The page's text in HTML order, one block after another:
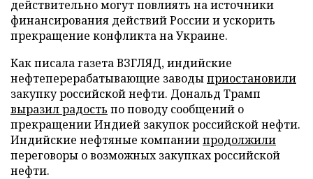
действительно могут повлиять на источники
финансирования действий России и ускорить
прекращение конфликта на Украине.
Как писала газета ВЗГЛЯД, индийские
нефтеперерабатывающие заводыприостановили
закупку российской нефти. Дональд Трамп
выразил радость по поводу сообщений о
прекращении Индией закупок российской нефти.
Индийские нефтяные компаниипродолжили
переговоры о возможных закупках российской
нефти.